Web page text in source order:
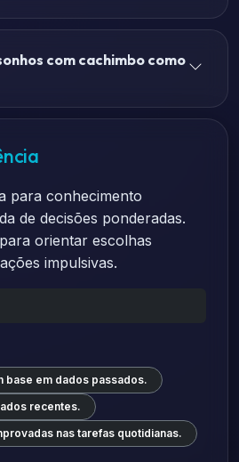
com cachimbo como
para conhecimento
de decisões ponderadas.
orientar escolhas
impulsivas.
base em dados passados.
recentes.
nas tarefas quotidianas.